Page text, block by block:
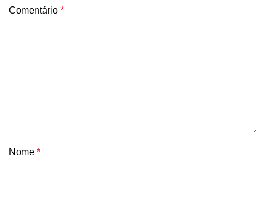
Comentário *
Nome *